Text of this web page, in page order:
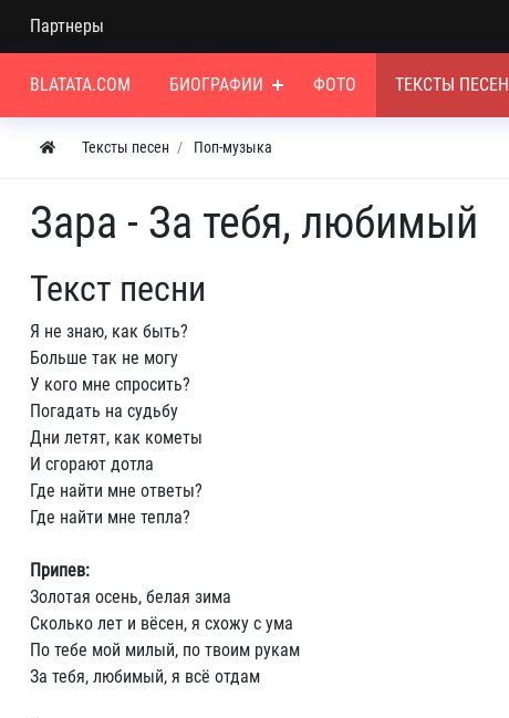
Партнеры
BLATATA.COM БИОГРАФИИ ФОТО ТЕКСТЫ ПЕСЕН
Тексты песен Поп-музыка
Зара - За тебя, любимый
Текст песни
Я не знаю, как быть?
Больше так не могу
У кого мне спросить?
Погадать на судьбу
Дни летят, как кометы
И сгорают дотла
Где найти мне ответы?
Где найти мне тепла?
Припев:
Золотая осень, белая зима
Сколько лет и вёсен, я схожу с ума
По тебе мой милый, по твоим рукам
За тебя, любимый, я всё отдам